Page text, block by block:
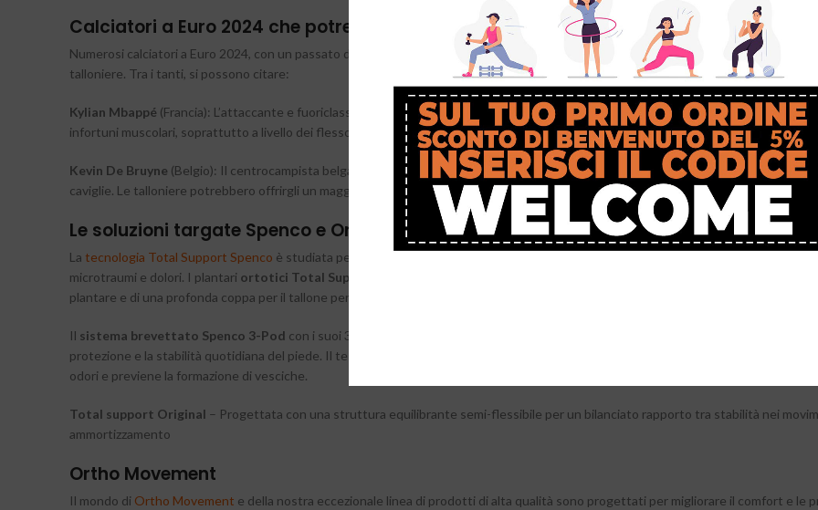
Calciatori a Euro 2024 che potrebbero beneficiare delle talloniere
Numerosi calciatori a Euro 2024, con un passato di infortuni o con particolari fragilità fisiche, potrebbero trarre giovamento
talloniere. Tra i tanti, si possono citare:
Kylian Mbappé (Francia): L’attaccante e fuoriclasse francese, vero e proprio fenomeno del calcio mondiale, ha avuto a che fare con
infortuni muscolari, soprattutto a livello dei flessori. Le talloniere potrebbero aiutarlo a prevenire questo tipo di traumi;
Kevin De Bruyne (Belgio): Il centrocampista belga, talento cristallino del Manchester City e della sua Nazionale, ha sofferto di
caviglie. Le talloniere potrebbero offrirgli un maggiore supporto e ridurre il rischio di distorsioni.
Le soluzioni targate Spenco e Ortho Movement
La tecnologia Total Support Spenco è studiata per stabilizzare i movimenti della caviglia e favorire l’allineamento del piede, riducendo
microtraumi e dolori. I plantari ortotici Total Support
plantare e di una profonda coppa per il tallone per ridurre l’eccessivo movimento pronatorio e supinatorio.
Il sistema brevettato Spenco 3-Pod con i suoi 3 cuscinetti a densità differenziata agisce da sistema di controllo del movimento, per
protezione e la stabilità quotidiana del piede. Il tessuto antisfregamento con
odori e previene la formazione di vesciche.
Total support Original – Progettata con una struttura equilibrante semi-flessibile per un bilanciato rapporto tra stabilità nei
ammortizzamento
Ortho Movement
Il mondo di Ortho Movement e della nostra eccezionale linea di prodotti di alta qualità sono progettati per migliorare il comfort e le